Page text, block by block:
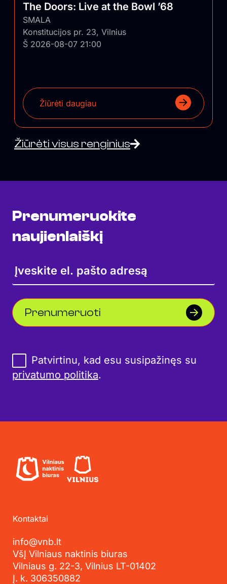
The Doors: Live at the Bowl ’68
SMALA
Konstitucijos pr. 23, Vilnius
Š 2026-08-07 21:00
Žiūrėti daugiau
Žiūrėti visus renginius
Prenumeruokite
naujienlaiškį
Prenumeruoti
Patvirtinu, kad esu susipažinęs su
privatumo politika.
Kontaktai
info@vnb.lt
VšĮ Vilniaus naktinis biuras
Vilniaus g. 22-3, Vilnius LT-01402
Į. k. 306350882